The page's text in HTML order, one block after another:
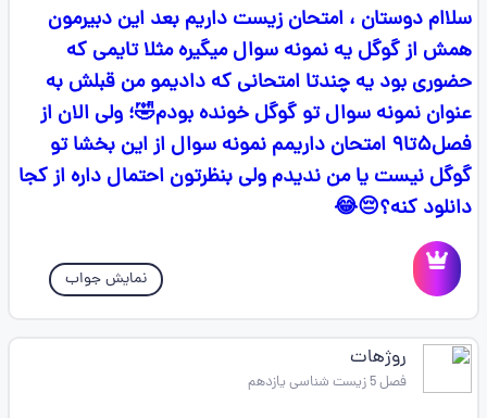
سلاام دوستان ، امتحان زیست داریم بعد این دبیرمون
همش از گوگل یه نمونه سوال میگیره مثلا تایمی که
حضوری بود یه چندتا امتحانی که دادیمو من قبلش به
عنوان نمونه سوال تو گوگل خونده بودم🤣؛ ولی الان از
فصل۵تا۹ امتحان داریمم نمونه سوال از این بخشا تو
گوگل نیست یا من ندیدم ولی بنظرتون احتمال داره از کجا
دانلود کنه؟😔😂
نمایش جواب
روژهات
فصل 5 زیست شناسی یازدهم